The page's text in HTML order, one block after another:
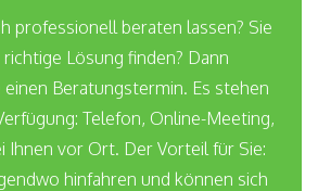
professionell beraten lassen? Sie
Lösung finden? Dann
einen Beratungstermin. Es stehen
Telefon, Online-Meeting,
Ihnen vor Ort. Der Vorteil für Sie:
hinfahren und können sich